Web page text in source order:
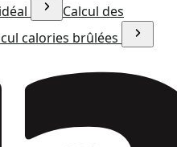
Calcul des
calories brûlées